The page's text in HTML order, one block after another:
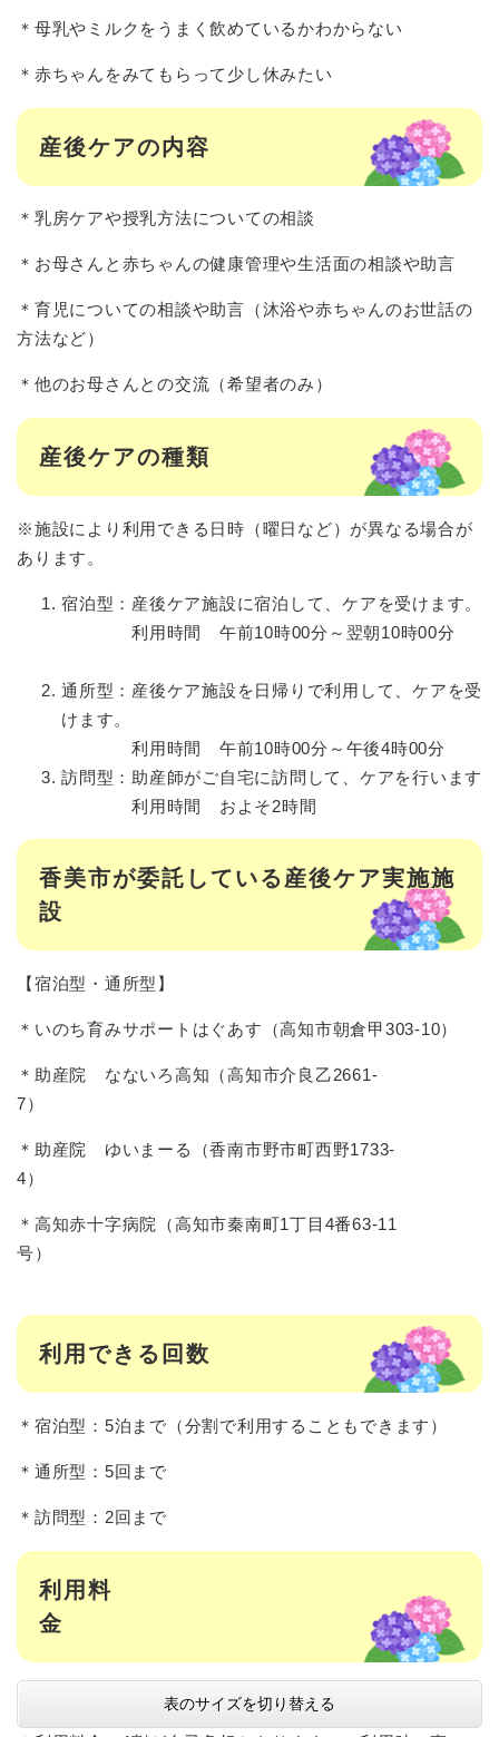
＊母乳やミルクをうまく飲めているかわからない
＊赤ちゃんをみてもらって少し休みたい
産後ケアの内容
＊乳房ケアや授乳方法についての相談
＊お母さんと赤ちゃんの健康管理や生活面の相談や助言
＊育児についての相談や助言（沐浴や赤ちゃんのお世話の
方法など）
＊他のお母さんとの交流（希望者のみ）
産後ケアの種類
※施設により利用できる日時（曜日など）が異なる場合が
あります。
宿泊型：産後ケア施設に宿泊して、ケアを受けます。
利用時間 午前10時00分～翌朝10時00分
通所型：産後ケア施設を日帰りで利用して、ケアを受
けます。
利用時間 午前10時00分～午後4時00分
訪問型：助産師がご自宅に訪問して、ケアを行います
利用時間 およそ2時間
香美市が委託している産後ケア実施施
設
【宿泊型・通所型】
＊いのち育みサポートはぐあす（高知市朝倉甲303-10）
＊助産院 なないろ高知（高知市介良乙2661-
7）
＊助産院 ゆいまーる（香南市野市町西野1733-
4）
＊高知赤十字病院（高知市秦南町1丁目4番63-11
号）
利用できる回数
＊宿泊型：5泊まで（分割で利用することもできます）
＊通所型：5回まで
＊訪問型：2回まで
利用料
金
表のサイズを切り替える